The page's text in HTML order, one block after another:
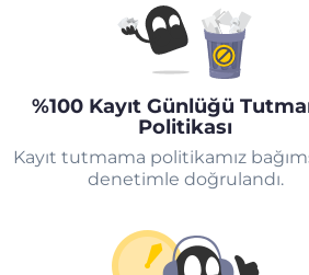
%100 Kayıt Günlüğü
Politikası
Kayıt tutmama politikamız
denetimle doğrulandı.